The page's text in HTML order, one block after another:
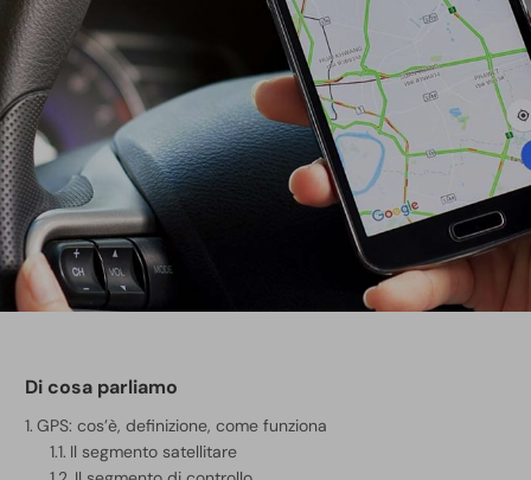
Di cosa parliamo
GPS: cos’è, definizione, come funziona
Il segmento satellitare